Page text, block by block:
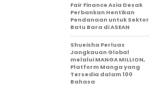
Fair Finance Asia Desak
Perbankan Hentikan
Pendanaan untuk Sektor
Batu Bara di ASEAN
Shueisha Perluas
Jangkauan Global
melalui MANGA MILLION,
Platform Manga yang
Tersedia dalam 100
Bahasa